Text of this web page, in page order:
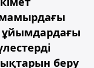
ұйымдардағы
беру